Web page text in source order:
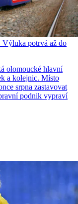
Výluka potrvá až do
olomoucké hlavní
a kolejnic. Místo
srpna zastavovat
podnik vypraví